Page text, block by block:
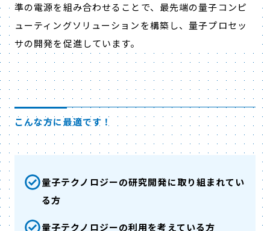
準の電源を組み合わせることで、最先端の量子コンピ
ューティングソリューションを構築し、量子プロセッ
サの開発を促進しています。
こんな方に最適です！
量子テクノロジーの研究開発に取り組まれてい
る方
量子テクノロジーの利用を考えている方